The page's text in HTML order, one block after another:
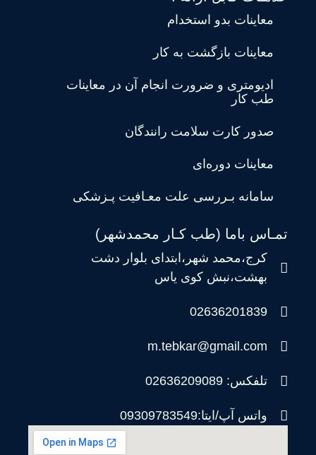
معاینات بدو استخدام
معاینات بازگشت به کار
ادیومتری و ضرورت انجام آن در معاینات
طب کار
صدور کارت سلامت رانندگان
معاینات دوره‌ای
سامانه بـررسی علت معـافیت پـزشکی
تمـاس باما (طب کـار محمدشهر)
کرج،محمد شهر،ابتدای بلوار دشت
بهشت،نبش کوی یاس
02636201839
m.tebkar@gmail.com
تلفکس: 02636209089
واتس آپ/ایتا:09309783549